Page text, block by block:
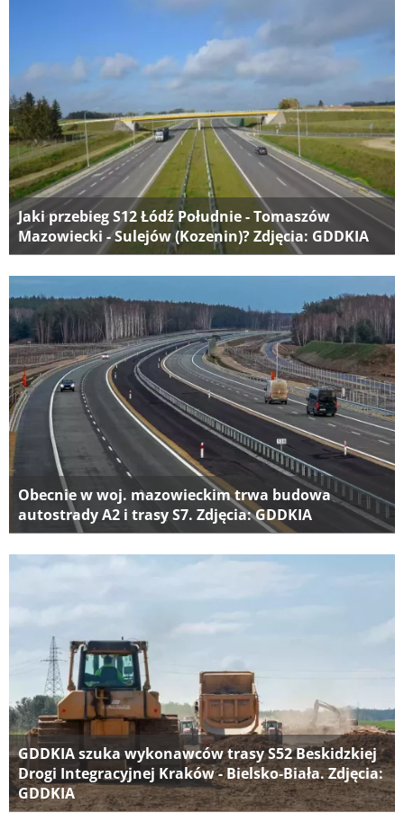
Jaki przebieg S12 Łódź Południe - Tomaszów
Mazowiecki - Sulejów (Kozenin)? Zdjęcia: GDDKIA
Obecnie w woj. mazowieckim trwa budowa
autostrady A2 i trasy S7. Zdjęcia: GDDKIA
GDDKIA szuka wykonawców trasy S52 Beskidzkiej
Drogi Integracyjnej Kraków - Bielsko-Biała. Zdjęcia:
GDDKIA